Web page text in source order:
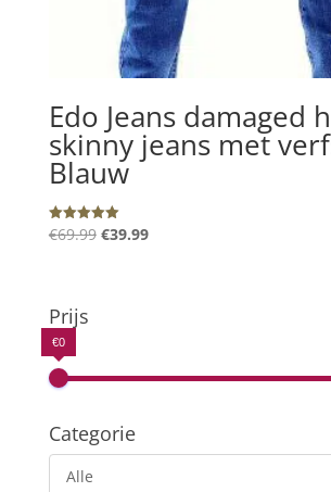
Edo Jeans damaged
skinny jeans met
Blauw
Gewaardeerd
5.00
€69.99 Oorspronkelijke
€39.99Huidige
Prijs
€0
Categorie
Alle